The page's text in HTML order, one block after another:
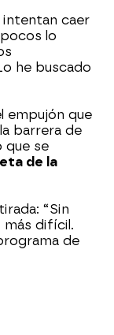
intentan caer
lo
he buscado
empujón que
barrera de
que se
de la
“Sin
más difícil.
de